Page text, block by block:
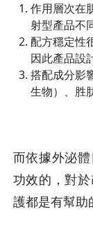
作用層次在
射型產品不
配方穩定性
因此產品設
搭配成分影
生物）、胜
而依據外泌
功效的，對
護都是有幫助